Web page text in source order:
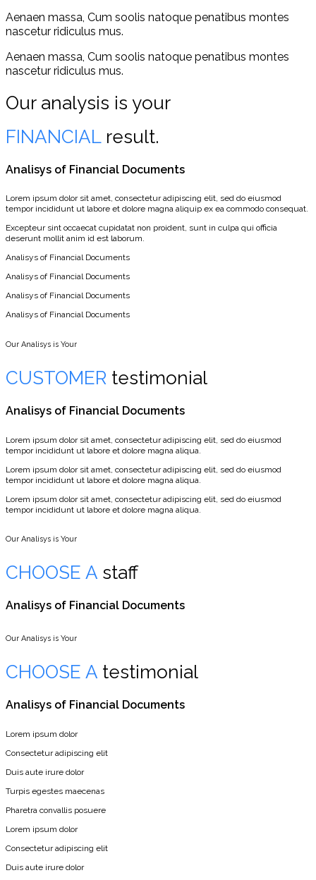
Aenaen massa, Cum soolis natoque penatibus montes
nascetur ridiculus mus.
Aenaen massa, Cum soolis natoque penatibus montes
nascetur ridiculus mus.
Our analysis is your
FINANCIALresult.
Analisys of Financial Documents
Lorem ipsum dolor sit amet, consectetur adipiscing elit, sed do eiusmod
tempor incididunt ut labore et dolore magna aliquip ex ea commodo consequat.
Excepteur sint occaecat cupidatat non proident, sunt in culpa qui officia
deserunt mollit anim id est laborum.
Analisys of Financial Documents
Analisys of Financial Documents
Analisys of Financial Documents
Analisys of Financial Documents
Our Analisys is Your
CUSTOMER testimonial
Analisys of Financial Documents
Lorem ipsum dolor sit amet, consectetur adipiscing elit, sed do eiusmod
tempor incididunt ut labore et dolore magna aliqua.
Lorem ipsum dolor sit amet, consectetur adipiscing elit, sed do eiusmod
tempor incididunt ut labore et dolore magna aliqua.
Lorem ipsum dolor sit amet, consectetur adipiscing elit, sed do eiusmod
tempor incididunt ut labore et dolore magna aliqua.
Our Analisys is Your
CHOOSE A staff
Analisys of Financial Documents
Our Analisys is Your
CHOOSE A testimonial
Analisys of Financial Documents
Lorem ipsum dolor
Consectetur adipiscing elit
Duis aute irure dolor
Turpis egestes maecenas
Pharetra convallis posuere
Lorem ipsum dolor
Consectetur adipiscing elit
Duis aute irure dolor